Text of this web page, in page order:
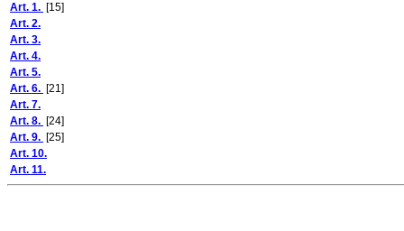
Art. 1. [15]
Art. 2.
Art. 3.
Art. 4.
Art. 5.
Art. 6. [21]
Art. 7.
Art. 8. [24]
Art. 9. [25]
Art. 10.
Art. 11.